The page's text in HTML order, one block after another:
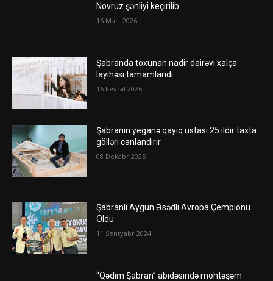
Novruz şənliyi keçirilib
16 Mart 2026
Şabranda toxunan nadir dairəvi xalça
layihəsi tamamlandı
16 Fevral 2026
Şabranın yeganə qayiq ustası 25 ildir taxta
gölləri canlandırır
08 Dekabr 2025
Şabranlı Aygün Əsədli Avropa Çempionu
Oldu
11 Sentyabr 2024
“Qədim Şabran” abidəsində möhtəşəm